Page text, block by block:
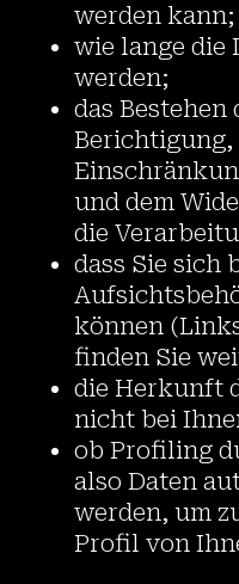
werden kann;
wie lange die
werden;
das Bestehen
Berichtigung,
und dem
die
dass Sie sich
können
finden Sie
die Herkunft
nicht bei
ob Profiling
also Daten
werden, um
Profil von